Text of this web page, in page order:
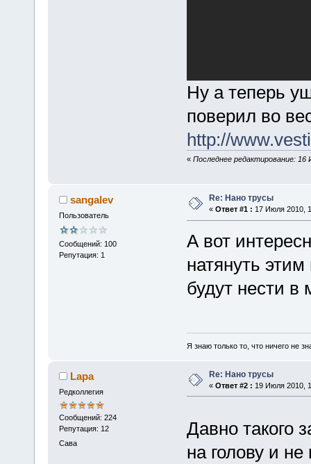
Ну а теперь
поверил во
http://
« Последнее редактирование: 16
sangalev
Пользователь
Сообщений: 100
Репутация: 1
Re: Нано трусы
« Ответ #1 : 17 Июля 2010,
А вот
натянуть
будут нести в
Я знаю только то, что ничего не
Lapa
Редколлегия
Сообщений: 224
Репутация: 12
Сава
Re: Нано трусы
« Ответ #2 : 19 Июля 2010,
Давно такого
на голову и